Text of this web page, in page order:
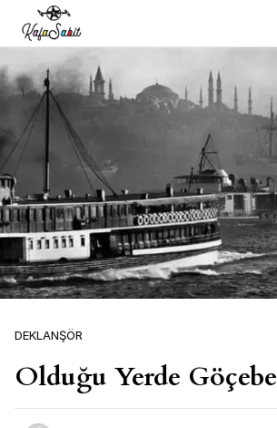
Skip to content
DEKLANŞÖR
Olduğu Yerde Göçebe